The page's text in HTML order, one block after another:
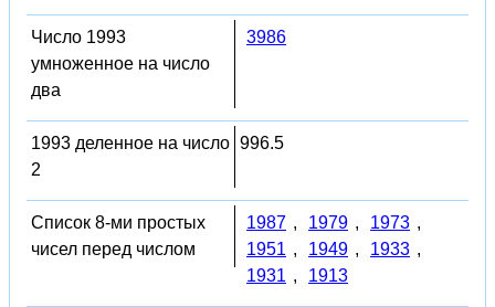
Число 1993
умноженное на число
два
3986
1993 деленное на число
2
996.5
Список 8-ми простых
чисел перед числом
1987 , 1979 , 1973 ,
1951 , 1949 , 1933 ,
1931 , 1913